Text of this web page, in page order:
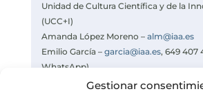
Gestionar
Unidad de Cultura Científica y de la
(UCC+I)
Amanda López Moreno – alm@iaa.es
Emilio García – garcia@iaa.es, 649 407
WhatsApp)
Celia Navas –navas@iaa.es